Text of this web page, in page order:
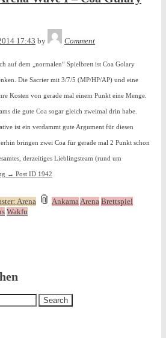
17:43 by
Comment
auf dem „normalen“ Spielbrett ist Coa Golary
Die Sacrier mit 3/7/5 (MP/HP/AP) und eine
Kosten von gerade mal einem Punkt eine Menge.
die gute Coa sogar gleich zweimal drin habe.
ist ein verdammt gute Argument für diesen
bringen zwei Coa für gerade mal 2 Punkt schon
derzeitiges Lieblingsteam (rund um
→ Post ID 1942
Arena 📎 and
AnkamaArena Brettspiel
Wakfu